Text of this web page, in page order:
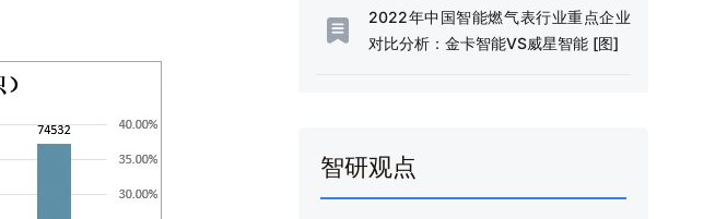
2022年中国智能燃气表行业重点企业
对比分析：金卡智能VS威星智能 [图]
智研观点